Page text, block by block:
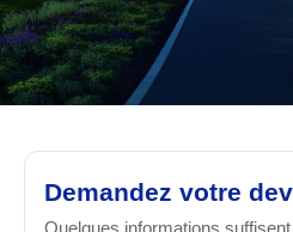
Demandez votre